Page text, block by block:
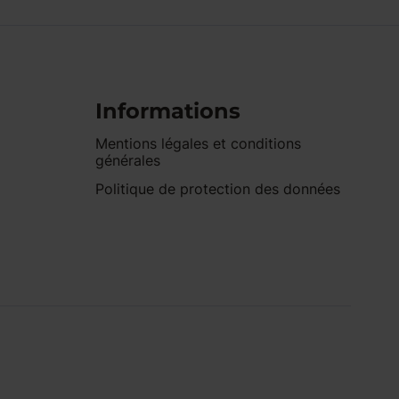
Informations
Mentions légales et conditions
générales
Politique de protection des données